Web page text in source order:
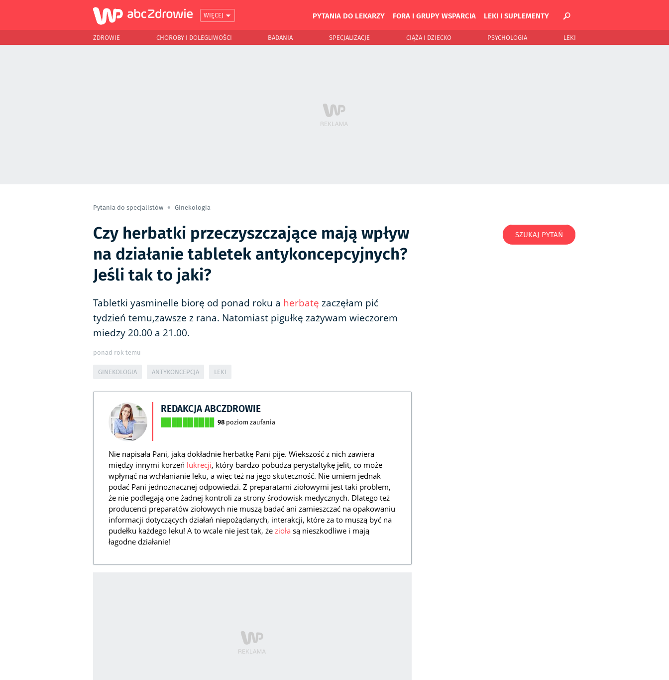
WIĘCEJ PYTANIA DO LEKARZY FORA I GRUPY WSPARCIA LEKI I SUPLEMENTY
ZDROWIE CHOROBY I DOLEGLIWOŚCI BADANIA SPECJALIZACJE CIĄŻA I DZIECKO PSYCHOLOGIA LEKI
Pytania do specjalistów Ginekologia
Czy herbatki przeczyszczające mają wpływ
na działanie tabletek antykoncepcyjnych?
Jeśli tak to jaki?
Tabletki yasminelle biorę od ponad roku a herbatę zaczęłam pić
tydzień temu,zawsze z rana. Natomiast pigułkę zażywam wieczorem
miedzy 20.00 a 21.00.
ponad rok temu
GINEKOLOGIA ANTYKONCEPCJA LEKI
REDAKCJA ABCZDROWIE
98 poziom zaufania
Nie napisała Pani, jaką dokładnie herbatkę Pani pije. Wiekszość z nich zawiera
między innymi korzeń lukrecji, który bardzo pobudza perystaltykę jelit, co może
wpłynąć na wchłanianie leku, a więc też na jego skuteczność. Nie umiem jednak
podać Pani jednoznacznej odpowiedzi. Z preparatami ziołowymi jest taki problem,
że nie podlegają one żadnej kontroli za strony środowisk medycznych. Dlatego też
producenci preparatów ziołowych nie muszą badać ani zamieszczać na opakowaniu
informacji dotyczących działań niepożądanych, interakcji, które za to muszą być na
pudełku każdego leku! A to wcale nie jest tak, że zioła są nieszkodliwe i mają
łagodne działanie!
SZUKAJ PYTAŃ